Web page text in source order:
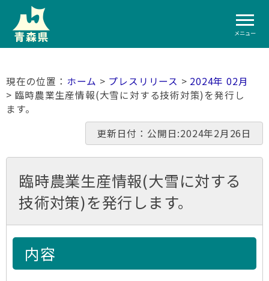
メニュー
ホーム > プレスリリース > 2024年 02月
> 臨時農業生産情報(大雪に対する技術対策)を発行し
ます。
更新日付：公開日:2024年2月26日
臨時農業生産情報(大雪に対する
技術対策)を発行します。
内容